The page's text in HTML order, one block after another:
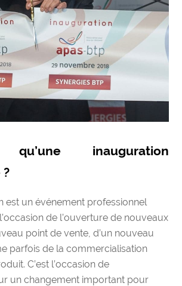
qu’une inauguration
est un événement professionnel
de l’ouverture de nouveaux
point de vente, d’un nouveau
parfois de la commercialisation
C’est l’occasion de
un changement important pour